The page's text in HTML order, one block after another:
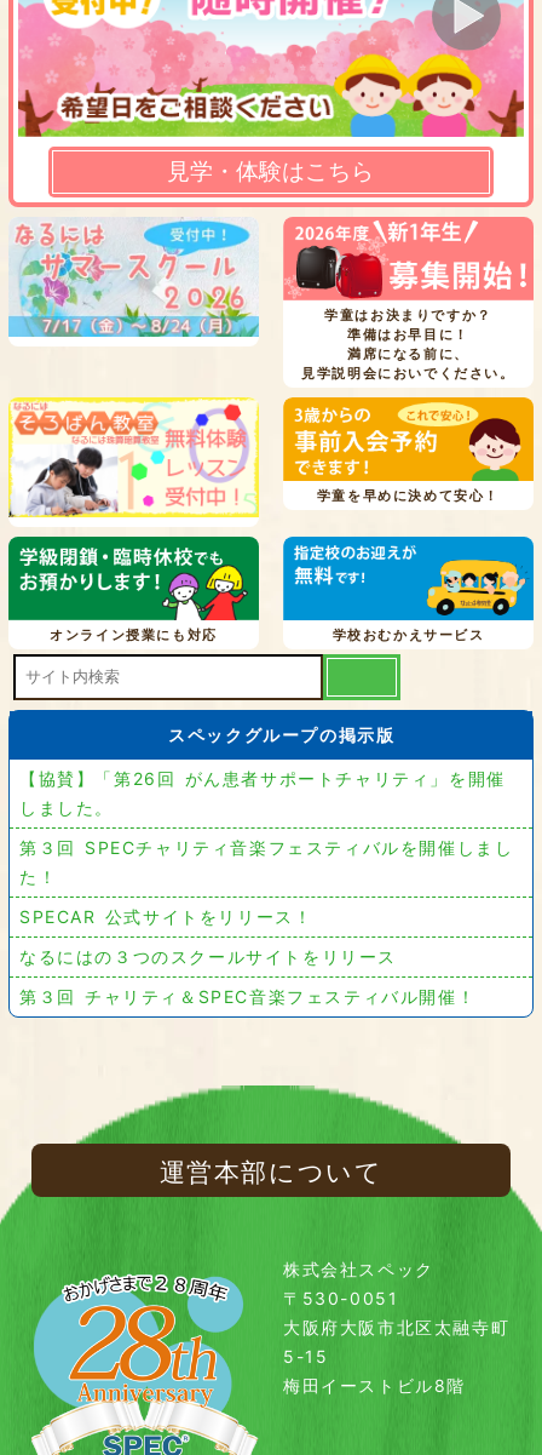
見学・体験はこちら
学童はお決まりですか？
準備はお早目に！
満席になる前に、
見学説明会においでください。
学童を早めに決めて安心！
オンライン授業にも対応 学校おむかえサービス
スペックグループの掲示版
【協賛】「第26回 がん患者サポートチャリティ」を開催
しました。
第３回 SPECチャリティ音楽フェスティバルを開催しまし
た！
SPECAR 公式サイトをリリース！
なるにはの３つのスクールサイトをリリース
第３回 チャリティ＆SPEC音楽フェスティバル開催！
運営本部について
株式会社スペック
〒530-0051
大阪府大阪市北区太融寺町
5-15
梅田イーストビル8階